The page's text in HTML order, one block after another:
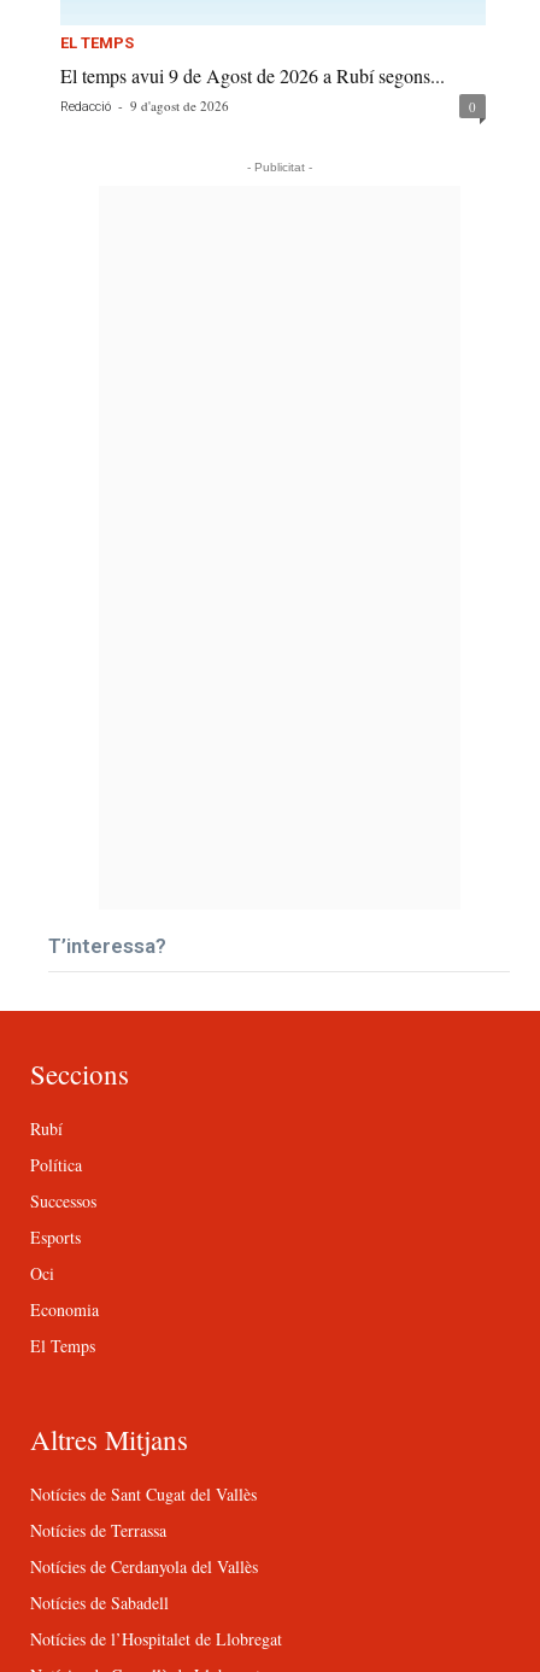
EL TEMPS
El temps avui 9 de Agost de 2026 a Rubí segons...
Redacció - 9 d'agost de 2026 0
- Publicitat -
T’interessa?
Seccions
Rubí
Política
Successos
Esports
Oci
Economia
El Temps
Altres Mitjans
Notícies de Sant Cugat del Vallès
Notícies de Terrassa
Notícies de Cerdanyola del Vallès
Notícies de Sabadell
Notícies de l’Hospitalet de Llobregat